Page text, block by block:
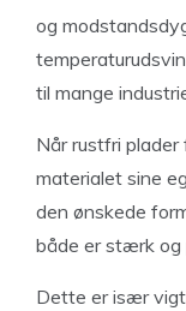
og
til mange
Når rustfri
materialet sine
den ønskede
både er stærk og
Dette er især